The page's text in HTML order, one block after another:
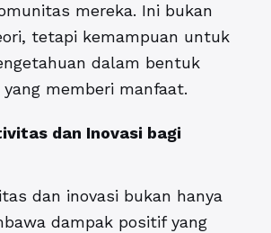
mereka. Ini bukan
tetapi kemampuan untuk
dalam bentuk
memberi manfaat.
dan Inovasi bagi
dan inovasi bukan hanya
dampak positif yang